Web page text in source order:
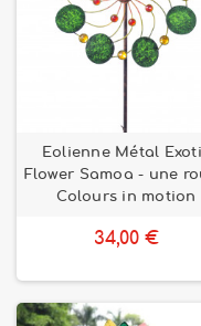
Eolienne Métal
Flower Samoa - une
Colours in motion
34,00 €